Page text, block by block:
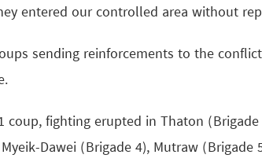
entered our controlled area without
sending reinforcements to the
coup, fighting erupted in Thaton
Dawei (Brigade 4), Mutraw